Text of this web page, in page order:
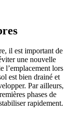
il est important de
une nouvelle
l’emplacement lors
est bien drainé et
Par ailleurs,
phases de
rapidement.